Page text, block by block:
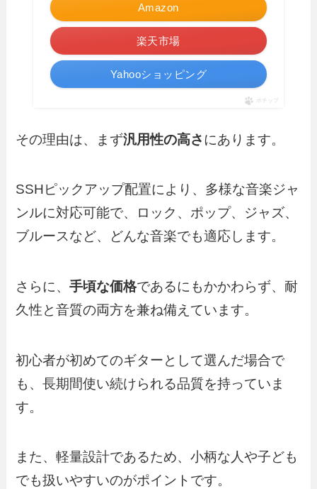
Amazon
楽天市場
Yahooショッピング
ポチップ
その理由は、まず汎用性の高さにあります。
SSHピックアップ配置により、多様な音楽ジャ
ンルに対応可能で、ロック、ポップ、ジャズ、
ブルースなど、どんな音楽でも適応します。
さらに、手頃な価格であるにもかかわらず、耐
久性と音質の両方を兼ね備えています。
初心者が初めてのギターとして選んだ場合で
も、長期間使い続けられる品質を持っていま
す。
また、軽量設計であるため、小柄な人や子ども
でも扱いやすいのがポイントです。